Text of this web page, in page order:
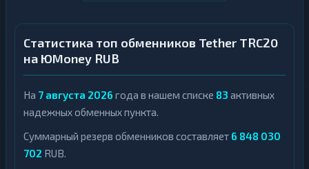
Статистика топ обменников Tether TRC20
на ЮMoney RUB
На 7 августа 2026 года в нашем списке 83 активных
надежных обменных пункта.
Суммарный резерв обменников составляет 6 848 030
702 RUB.